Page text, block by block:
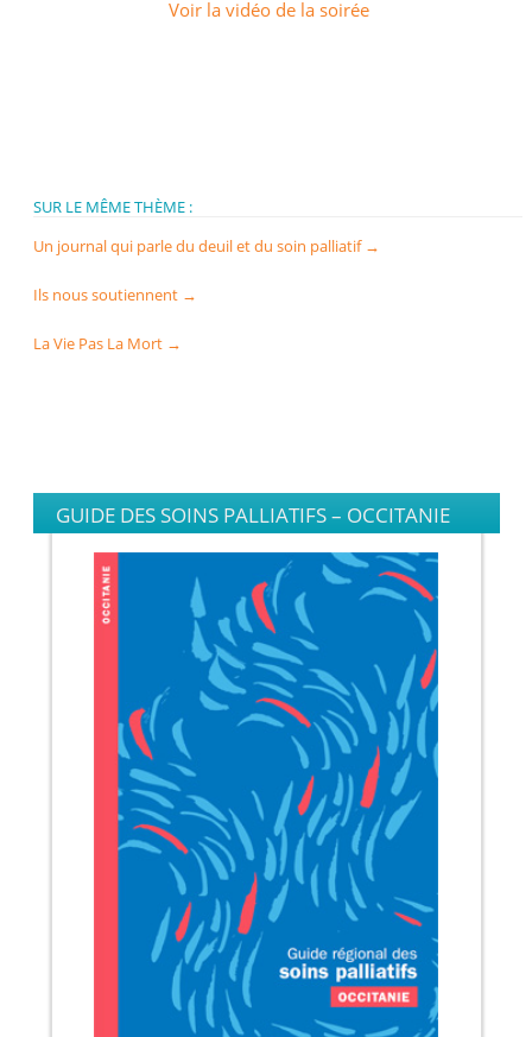
Voir la vidéo de la soirée
SUR LE MÊME THÈME :
Un journal qui parle du deuil et du soin palliatif→
Ils nous soutiennent→
La Vie Pas La Mort→
GUIDE DES SOINS PALLIATIFS – OCCITANIE